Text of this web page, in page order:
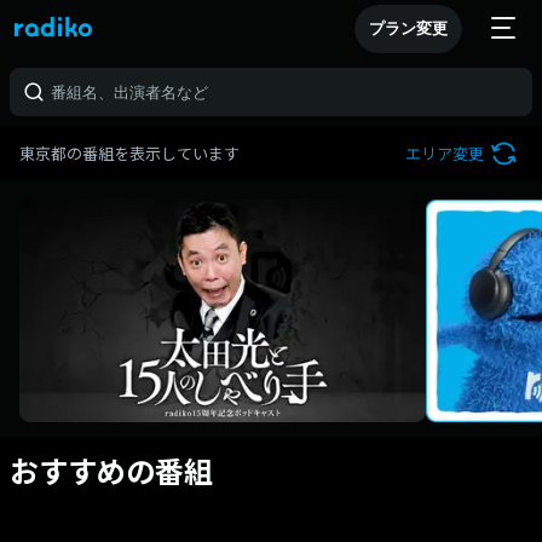
プラン変更
東京都の番組を表示しています エリア変更
おすすめの番組